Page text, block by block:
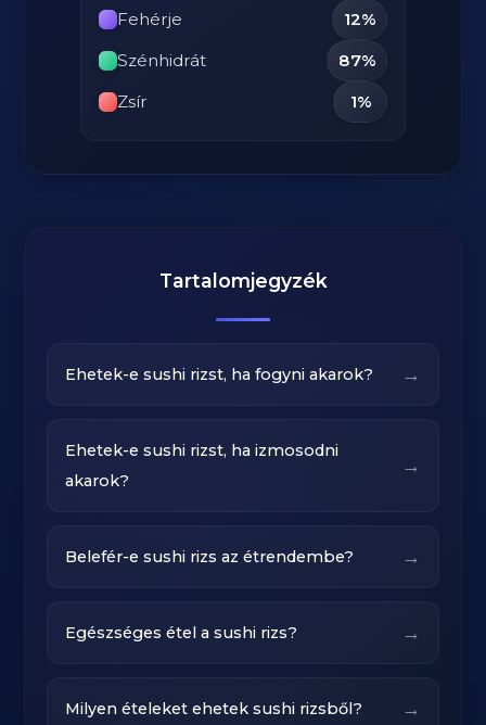
Fehérje
12%
Szénhidrát
87%
Zsír
1%
Tartalomjegyzék
Ehetek-e sushi rizst, ha fogyni akarok? →
Ehetek-e sushi rizst, ha izmosodni
akarok?
→
Belefér-e sushi rizs az étrendembe? →
Egészséges étel a sushi rizs? →
Milyen ételeket ehetek sushi rizsből? →